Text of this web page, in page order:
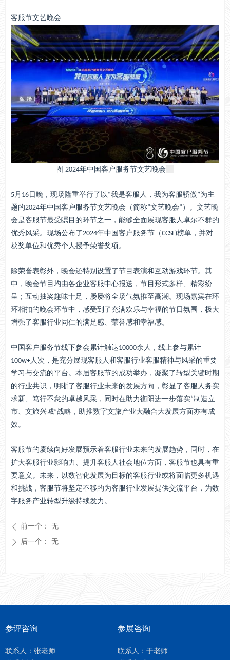
客服节文艺晚会
图 2024年中国客户服务节文艺晚会
5月16日晚，现场隆重举行了以“我是客服人，我为客服骄傲”为主
题的2024年中国客户服务节文艺晚会（简称“文艺晚会”）。文艺晚
会是客服节最受瞩目的环节之一，能够全面展现客服人卓尔不群的
优秀风采。现场公布了2024年中国客户服务节（CCSF)榜单，并对
获奖单位和优秀个人授予荣誉奖项。
除荣誉表彰外，晚会还特别设置了节目表演和互动游戏环节。其
中，晚会节目均由各企业客服中心报送，节目形式多样、精彩纷
呈；互动抽奖趣味十足，屡屡将全场气氛推至高潮。现场嘉宾在环
环相扣的晚会环节中，感受到了充满欢乐与幸福的节日氛围，极大
增强了客服行业同仁的满足感、荣誉感和幸福感。
中国客户服务节线下参会累计触达10000余人，线上参与累计
100w+人次，是充分展现客服人和客服行业客服精神与风采的重要
学习与交流的平台。本届客服节的成功举办，凝聚了转型关键时期
的行业共识，明晰了客服行业未来的发展方向，彰显了客服人务实
求新、笃行不怠的卓越风采，同时在助力衡阳进一步落实“制造立
市、文旅兴城”战略，助推数字文旅产业大融合大发展方面亦有成
效。
客服节的赓续向好发展预示着客服行业未来的发展趋势，同时，在
扩大客服行业影响力、提升客服人社会地位方面，客服节也具有重
要意义。未来，以数智化发展为目标的客服行业或将面临更多机遇
和挑战，客服节将坚定不移的为客服行业发展提供交流平台，为数
字服务产业转型升级持续发力。
ꄴ 前一个： 无
ꄲ 后一个： 无
参评咨询
联系人：张老师
参展咨询
联系人：于老师